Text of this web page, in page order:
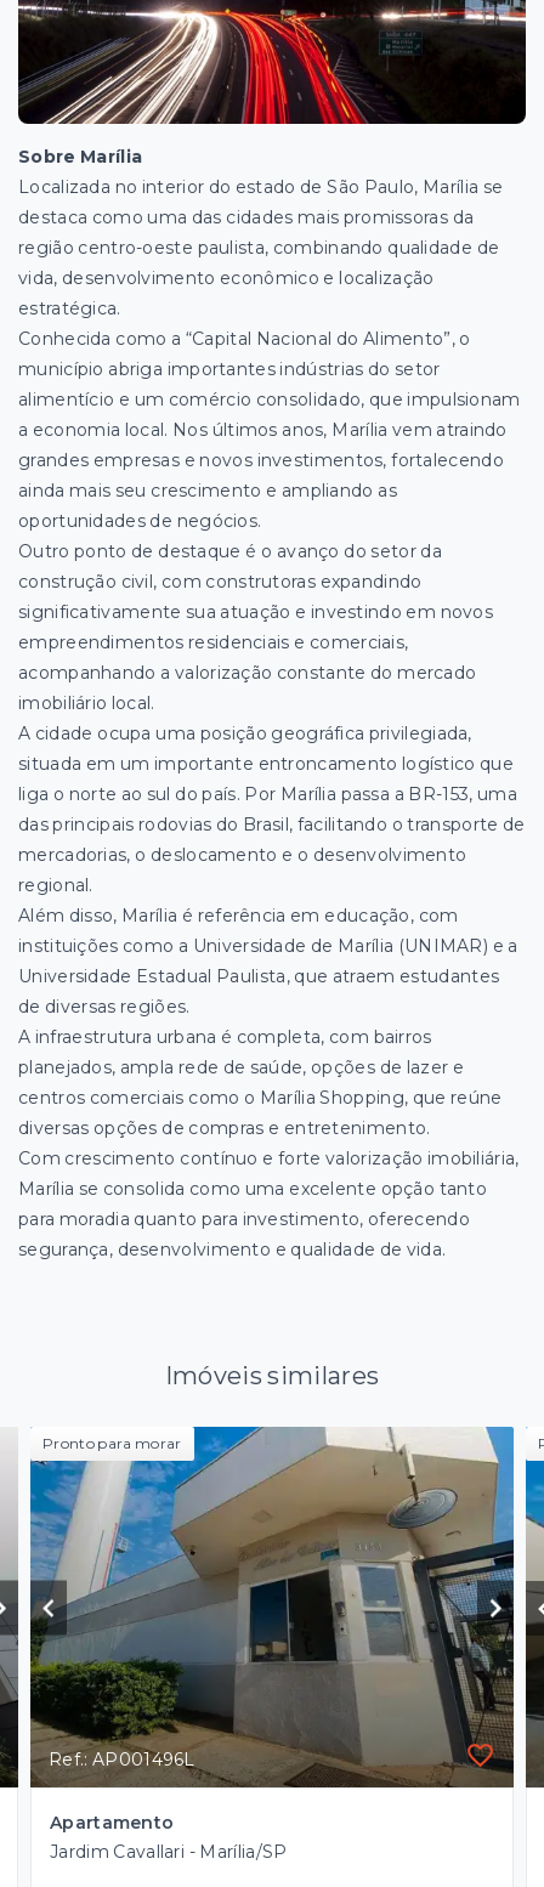
Sobre Marília
Localizada no interior do estado de São Paulo, Marília se
destaca como uma das cidades mais promissoras da
região centro-oeste paulista, combinando qualidade de
vida, desenvolvimento econômico e localização
estratégica.
Conhecida como a “Capital Nacional do Alimento”, o
município abriga importantes indústrias do setor
alimentício e um comércio consolidado, que impulsionam
a economia local. Nos últimos anos, Marília vem atraindo
grandes empresas e novos investimentos, fortalecendo
ainda mais seu crescimento e ampliando as
oportunidades de negócios.
Outro ponto de destaque é o avanço do setor da
construção civil, com construtoras expandindo
significativamente sua atuação e investindo em novos
empreendimentos residenciais e comerciais,
acompanhando a valorização constante do mercado
imobiliário local.
A cidade ocupa uma posição geográfica privilegiada,
situada em um importante entroncamento logístico que
liga o norte ao sul do país. Por Marília passa a BR-153, uma
das principais rodovias do Brasil, facilitando o transporte de
mercadorias, o deslocamento e o desenvolvimento
regional.
Além disso, Marília é referência em educação, com
instituições como a Universidade de Marília (UNIMAR) e a
Universidade Estadual Paulista, que atraem estudantes
de diversas regiões.
A infraestrutura urbana é completa, com bairros
planejados, ampla rede de saúde, opções de lazer e
centros comerciais como o Marília Shopping, que reúne
diversas opções de compras e entretenimento.
Com crescimento contínuo e forte valorização imobiliária,
Marília se consolida como uma excelente opção tanto
para moradia quanto para investimento, oferecendo
segurança, desenvolvimento e qualidade de vida.
Imóveis similares
Pronto para morar
Ref.: AP001496L
Apartamento
Jardim Cavallari - Marília/SP